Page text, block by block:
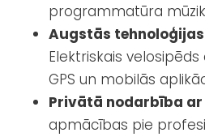
programmatūra
Augstās
Elektriskais
GPS un mobilās
Privātā nodarbība
apmācības pie